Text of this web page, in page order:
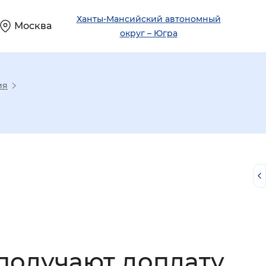
Москва
Ханты-Мансийский автономный
округ – Югра